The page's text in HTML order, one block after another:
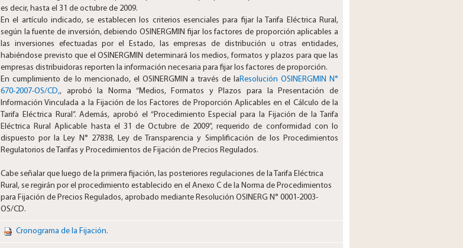
es decir, hasta el 31 de octubre de 2009.
En el artículo indicado, se establecen los criterios esenciales para fijar la Tarifa Eléctrica Rural,
según la fuente de inversión, debiendo OSINERGMIN fijar los factores de proporción aplicables a
las inversiones efectuadas por el Estado, las empresas de distribución u otras entidades,
habiéndose previsto que el OSINERGMIN determinará los medios, formatos y plazos para que las
empresas distribuidoras reporten la información necesaria para fijar los factores de proporción.
En cumplimiento de lo mencionado, el OSINERGMIN a través de la​​Resolución OSINERGMIN N°
670-2007-OS/CD,, aprobó la Norma “Medios, Formatos y Plazos para la Presentación de
Información Vinculada a la Fijación de los Factores de Proporción Aplicables en el Cálculo de la
Tarifa Eléctrica Rural”. Además, aprobó el “Procedimiento Especial para la Fijación de la Tarifa
Eléctrica Rural Aplicable hasta el 31 de Octubre de 2009”, requerido de conformidad con lo
dispuesto por la Ley N° 27838, Ley de Transparencia y Simplificación de los Procedimientos
Regulatorios de Tarifas y Procedimientos de Fijación de Precios Regulados.
Cabe señalar que luego de la primera fijación, las posteriores regulaciones de la Tarifa Eléctrica
Rural, se regirán por el procedimiento establecido en el Anexo C de la Norma de Procedimientos
para Fijación de Precios Regulados, aprobado mediante Resolución OSINERG N° 0001-2003-
OS/CD.
Cronograma de la Fijación.